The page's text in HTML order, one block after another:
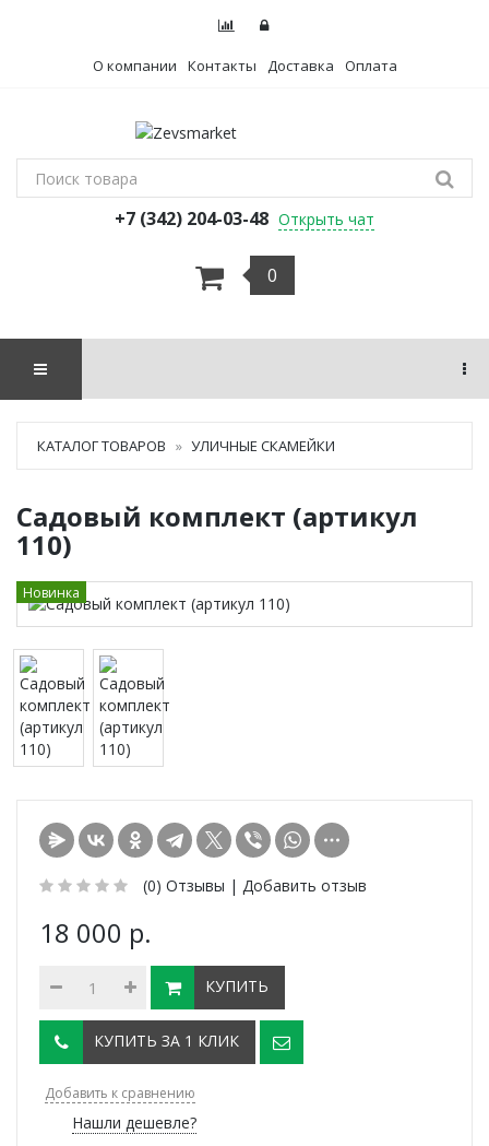
О компании Контакты Доставка Оплата
+7 (342) 204-03-48 Открыть чат
0
КАТАЛОГ ТОВАРОВ УЛИЧНЫЕ СКАМЕЙКИ
Садовый комплект (артикул
110)
Новинка
(0) Отзывы | Добавить отзыв
18 000 р.
КУПИТЬ
КУПИТЬ ЗА 1 КЛИК
Добавить к сравнению
Нашли дешевле?